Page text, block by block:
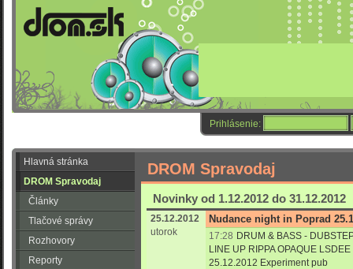
Prihlásenie:
Hlavná stránka
DROM Spravodaj
Články
Tlačové správy
Rozhovory
Reporty
DROM Spravodaj
Novinky od 1.12.2012 do 31.12.2012
25.12.2012
utorok
Nudance night in Poprad
17:28 DRUM & BASS -
LINE UP RIPPA OPAQUE
25.12.2012 Experiment pub